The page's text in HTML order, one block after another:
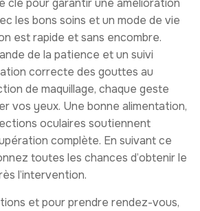
clé pour garantir une amélioration
les bons soins et un mode de vie
est rapide et sans encombre.
de la patience et un suivi
correcte des gouttes au
de maquillage, chaque geste
vos yeux. Une bonne alimentation,
oculaires soutiennent
complète. En suivant ce
toutes les chances d’obtenir le
l’intervention.
et pour prendre rendez-vous,